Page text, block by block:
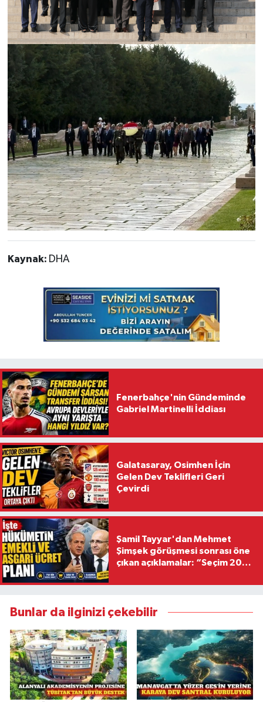
Kaynak: DHA
Fenerbahçe'nin Gündeminde
Gabriel Martinelli İddiası
Galatasaray, Osimhen İçin
Gelen Dev Teklifleri Geri
Çevirdi
Şamil Tayyar'dan Mehmet
Şimşek görüşmesi sonrası öne
çıkan açıklamalar: “Seçim 2028
Bunlar da ilginizi çekebilir